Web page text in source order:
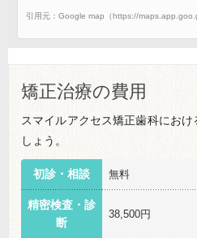
引用元：Google map（https://
矯正治療の費用
スマイルアクセス矯正歯科にお
しょう。
初診・相談 無料
精密検査・診
断
38,500円